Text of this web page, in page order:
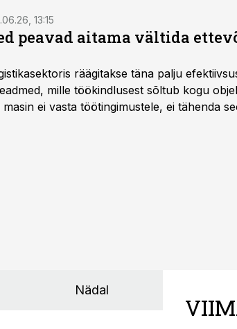
13:15
peavad aitama vältida
räägitakse täna palju
mille töökindlusest sõltub kogu
ei vasta töötingimustele, ei tähenda
Nädal